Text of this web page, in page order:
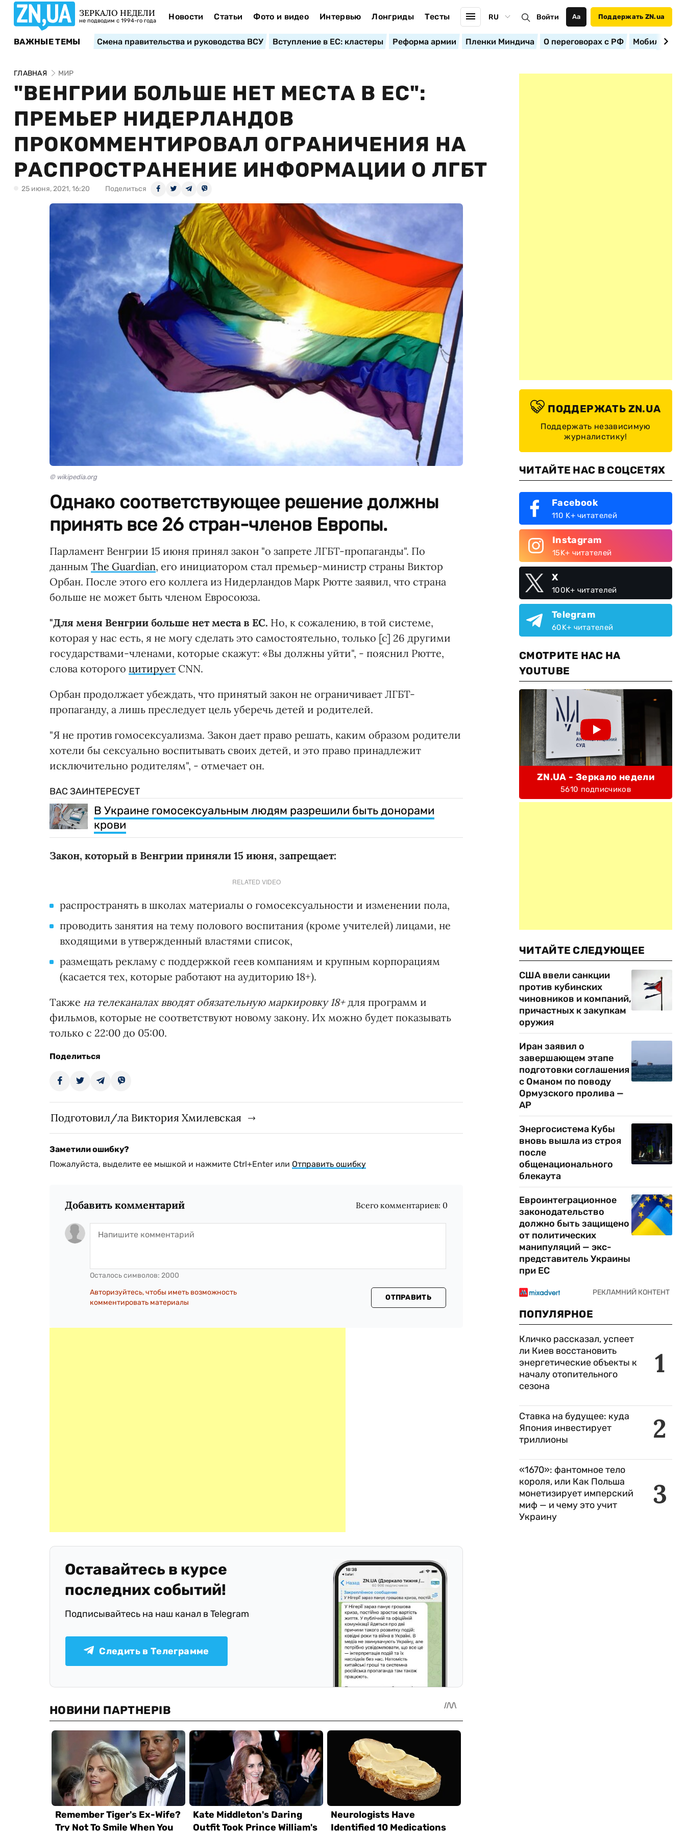
ЗЕРКАЛО НЕДЕЛИ
не подводим с 1994-го года Новости Статьи Фото и видео Интервью Лонгриды Тесты RU Войти Аа Поддержать ZN.ua
ВАЖНЫЕ ТЕМЫ Смена правительства и руководства ВСУ Вступление в ЕС: кластеры Реформа армии Пленки Миндича О переговорах с РФ
ГЛАВНАЯ МИР
"ВЕНГРИИ БОЛЬШЕ НЕТ МЕСТА В ЕС":
ПРЕМЬЕР НИДЕРЛАНДОВ
ПРОКОММЕНТИРОВАЛ ОГРАНИЧЕНИЯ НА
РАСПРОСТРАНЕНИЕ ИНФОРМАЦИИ О ЛГБТ
25 июня, 2021, 16:20 Поделиться
© wikipedia.org
Однако соответствующее решение должны
принять все 26 стран-членов Европы.
Парламент Венгрии 15 июня принял закон "о запрете ЛГБТ-пропаганды". По
данным The Guardian, его инициатором стал премьер-министр страны Виктор
Орбан. После этого его коллега из Нидерландов Марк Рютте заявил, что страна
больше не может быть членом Евросоюза.
"Для меня Венгрии больше нет места в ЕС. Но, к сожалению, в той системе,
которая у нас есть, я не могу сделать это самостоятельно, только [с] 26 другими
государствами-членами, которые скажут: «Вы должны уйти", - пояснил Рютте,
слова которого цитирует CNN.
Орбан продолжает убеждать, что принятый закон не ограничивает ЛГБТ-
пропаганду, а лишь преследует цель уберечь детей и родителей.
"Я не против гомосексуализма. Закон дает право решать, каким образом родители
хотели бы сексуально воспитывать своих детей, и это право принадлежит
исключительно родителям", - отмечает он.
ВАС ЗАИНТЕРЕСУЕТ
В Украине гомосексуальным людям разрешили быть донорами
крови
Закон, который в Венгрии приняли 15 июня, запрещает:
RELATED VIDEO
распространять в школах материалы о гомосексуальности и изменении пола,
проводить занятия на тему полового воспитания (кроме учителей) лицами, не
входящими в утвержденный властями список,
размещать рекламу с поддержкой геев компаниям и крупным корпорациям
(касается тех, которые работают на аудиторию 18+).
Также на телеканалах вводят обязательную маркировку 18+для программ и
фильмов, которые не соответствуют новому закону. Их можно будет показывать
только с 22:00 до 05:00.
Поделиться
Подготовил/ла Виктория Хмилевская
Заметили ошибку?
Пожалуйста, выделите ее мышкой и нажмите Ctrl+Enter или Отправить ошибку
Добавить комментарий Всего комментариев: 0
Осталось символов: 2000
Авторизуйтесь, чтобы иметь возможность
комментировать материалы
ОТПРАВИТЬ
Оставайтесь в курсе
последних событий!
Подписывайтесь на наш канал в Telegram
Следить в Телеграмме
ПОДДЕРЖАТЬ ZN.UA
Поддержать независимую
журналистику!
ЧИТАЙТЕ НАС В СОЦСЕТЯХ
Facebook
110 K+ читателей
Instagram
15K+ читателей
X
100K+ читателей
Telegram
60K+ читателей
СМОТРИТЕ НАС НА
YOUTUBE
ZN.UA - Зеркало недели
5610 подписчиков
ЧИТАЙТЕ СЛЕДУЮЩЕЕ
США ввели санкции
против кубинских
чиновников и компаний,
причастных к закупкам
оружия
Иран заявил о
завершающем этапе
подготовки соглашения
с Оманом по поводу
Ормузского пролива —
AP
Энергосистема Кубы
вновь вышла из строя
после
общенационального
блекаута
Евроинтеграционное
законодательство
должно быть защищено
от политических
манипуляций — экс-
представитель Украины
при ЕС
ПОПУЛЯРНОЕ
1
Кличко рассказал, успеет
ли Киев восстановить
энергетические объекты к
началу отопительного
сезона
2
Ставка на будущее: куда
Япония инвестирует
триллионы
3
«1670»: фантомное тело
короля, или Как Польша
монетизирует имперский
миф — и чему это учит
Украину